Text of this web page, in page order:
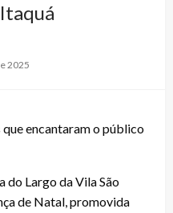
2025
encantaram o público
do Largo da Vila São
de Natal, promovida